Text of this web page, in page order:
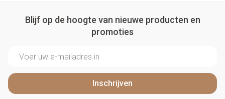
Blijf op de hoogte van nieuwe producten en
promoties
Inschrijven